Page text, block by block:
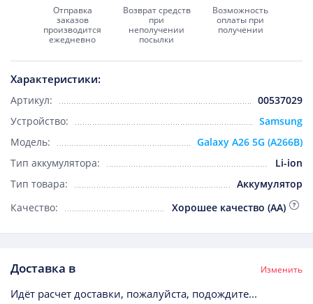
Характеристики:
Артикул:
00537029
Устройство:
Samsung
Модель:
Galaxy A26 5G (A266B)
Тип аккумулятора:
Li-ion
Тип товара:
Аккумулятор
Качество:
Хорошее качество (AA)
Доставка в Изменить
Идёт расчет доставки, пожалуйста, подождите...
Отправка
заказов
производится
ежедневно
Возврат средств
при
неполучении
посылки
Возможность
оплаты при
получении